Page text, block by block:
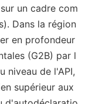
un cadre com
Dans la région
en profondeur
(G2B) par l
niveau de l'API,
supérieur aux